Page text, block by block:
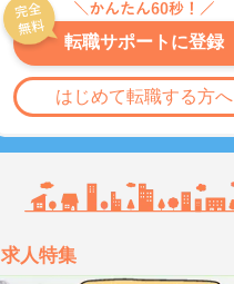
転職サポートに登録
はじめて転職する方へ
求人特集